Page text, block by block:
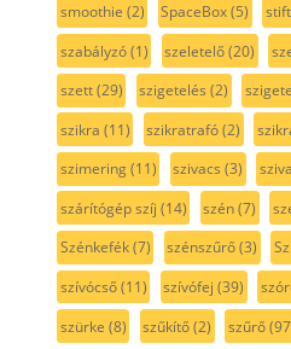
smoothie (2) SpaceBox(5) stift
szabályzó(1) szeletelő(20)
szett(29) szigetelés (2)
szikra (11) szikratrafó(2)
szimering(11) szivacs (3)
szárítógép szíj (14) szén(7)
Szénkefék(7) szénszűrő(3)
szívócső(11) szívófej (39)
szürke (8) szűkítő(2) szűrő